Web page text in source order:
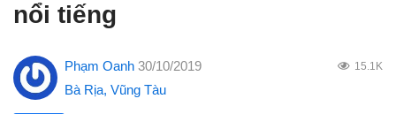
nổi tiếng
Phạm Oanh 30/10/2019 15.1K
Bà Rịa, Vũng Tàu